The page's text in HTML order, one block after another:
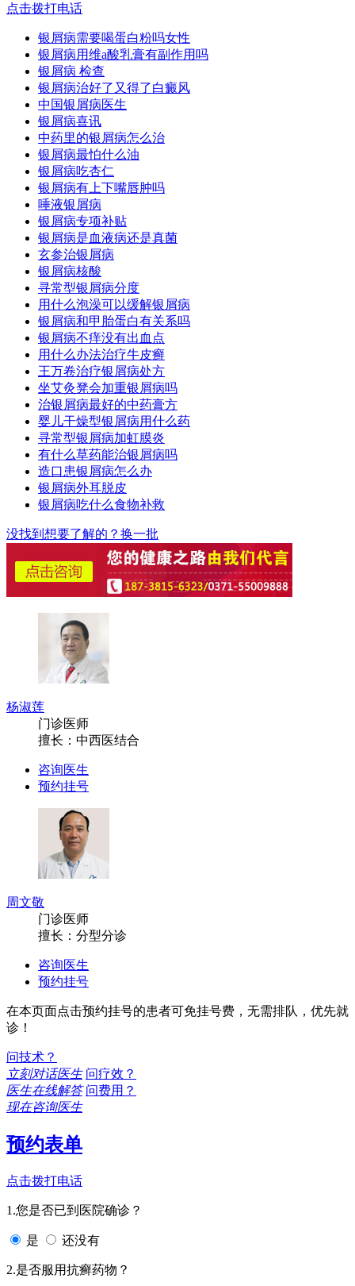
点击拨打电话
银屑病需要喝蛋白粉吗女性
银屑病用维a酸乳膏有副作用吗
银屑病 检查
银屑病治好了又得了白癜风
中国银屑病医生
银屑病喜讯
中药里的银屑病怎么治
银屑病最怕什么油
银屑病吃杏仁
银屑病有上下嘴唇肿吗
唾液银屑病
银屑病专项补贴
银屑病是血液病还是真菌
玄参治银屑病
银屑病核酸
寻常型银屑病分度
用什么泡澡可以缓解银屑病
银屑病和甲胎蛋白有关系吗
银屑病不痒没有出血点
用什么办法治疗牛皮癣
王万卷治疗银屑病处方
坐艾灸凳会加重银屑病吗
治银屑病最好的中药膏方
婴儿干燥型银屑病用什么药
寻常型银屑病加虹膜炎
有什么草药能治银屑病吗
造口患银屑病怎么办
银屑病外耳脱皮
银屑病吃什么食物补救
没找到想要了解的？换一批
杨淑莲
门诊医师
擅长： 中西医结合
咨询医生
预约挂号
周文敬
门诊医师
擅长： 分型分诊
咨询医生
预约挂号
在本页面点击预约挂号的患者可免挂号费 ，无需排队，优先就
诊！
问技术？
立刻对话医生 问疗效？
医生在线解答 问费用？
现在咨询医生
预约表单
点击拨打电话
1.您是否已到医院确诊？
是 还没有
2.是否服用抗癣药物？